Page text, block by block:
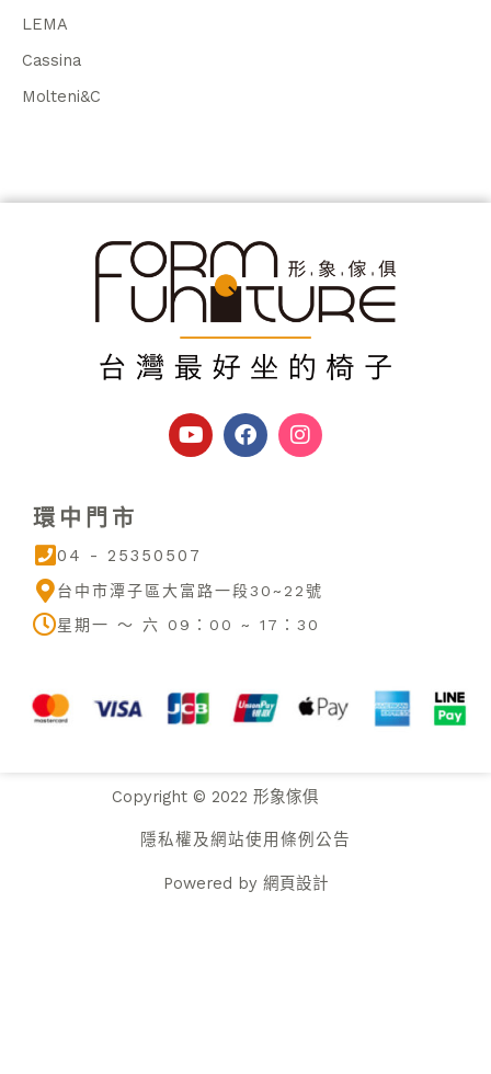
LEMA
Cassina
Molteni&C
Y
o
u
F
a
c
I
n
s
m
環中門市
04 - 25350507
台中市潭子區大富路一段30~22號
星期一 ～ 六 09：00 ~ 17：30
Copyright © 2022 形象傢俱
隱私權及網站使用條例公告
Powered by 網頁設計